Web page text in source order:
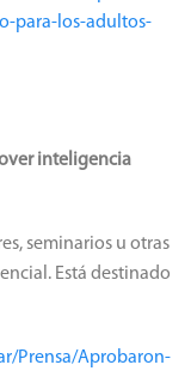
para-los-adultos-
inteligencia
seminarios u otras
Está destinado
Prensa/Aprobaron-